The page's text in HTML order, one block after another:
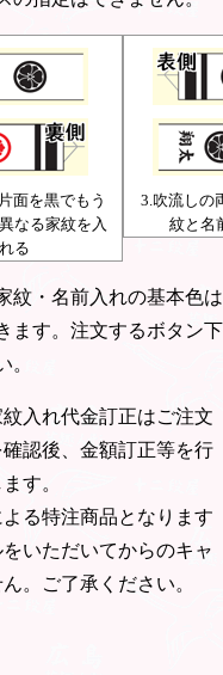
面を黒でもう
なる家紋を入
れる
3.吹流しの
紋と名
紋・名前入れの基本色は
ます。注文するボタン下
。
入れ代金訂正はご注文
認後、金額訂正等を行
す。
る特注商品となります
いただいてからのキャ
。ご了承ください。